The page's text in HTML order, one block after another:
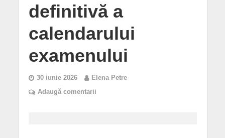
definitivă a
calendarului
examenului
30 iunie 2026
Elena Petre
Adaugă comentarii